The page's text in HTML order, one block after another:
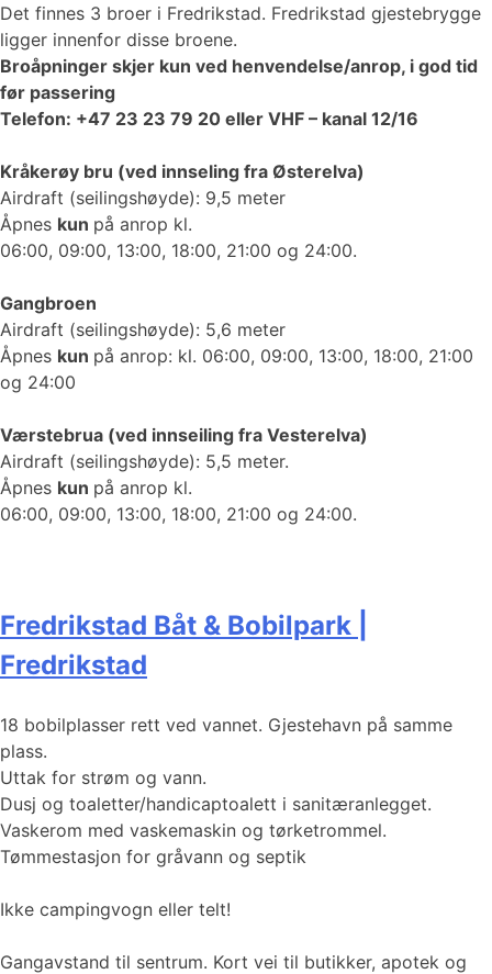
Det finnes 3 broer i Fredrikstad. Fredrikstad gjestebrygge
ligger innenfor disse broene.
Broåpninger skjer kun ved henvendelse/anrop, i god tid
før passering
Telefon: +47 23 23 79 20 eller VHF – kanal 12/16
Kråkerøy bru (ved innseling fra Østerelva)
Airdraft (seilingshøyde): 9,5 meter
Åpnes kun på anrop kl.
06:00, 09:00, 13:00, 18:00, 21:00 og 24:00.
Gangbroen
Airdraft (seilingshøyde): 5,6 meter
Åpnes kun på anrop: kl. 06:00, 09:00, 13:00, 18:00, 21:00
og 24:00
Værstebrua (ved innseiling fra Vesterelva)
Airdraft (seilingshøyde): 5,5 meter.
Åpnes kun på anrop kl.
06:00, 09:00, 13:00, 18:00, 21:00 og 24:00.
Fredrikstad Båt & Bobilpark |
Fredrikstad
18 bobilplasser rett ved vannet. Gjestehavn på samme
plass.
Uttak for strøm og vann.
Dusj og toaletter/handicaptoalett i sanitæranlegget.
Vaskerom med vaskemaskin og tørketrommel.
Tømmestasjon for gråvann og septik
Ikke campingvogn eller telt!
Gangavstand til sentrum. Kort vei til butikker, apotek og